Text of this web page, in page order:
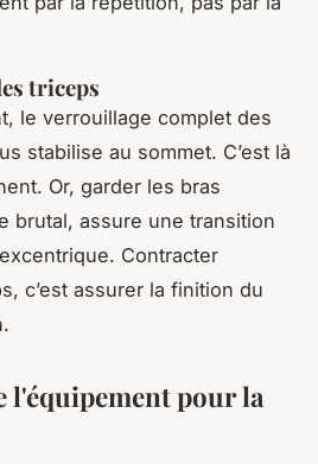
triceps
le verrouillage complet des
stabilise au sommet. C’est là
Or, garder les bras
brutal, assure une transition
Contracter
c’est assurer la finition du
l'équipement pour la